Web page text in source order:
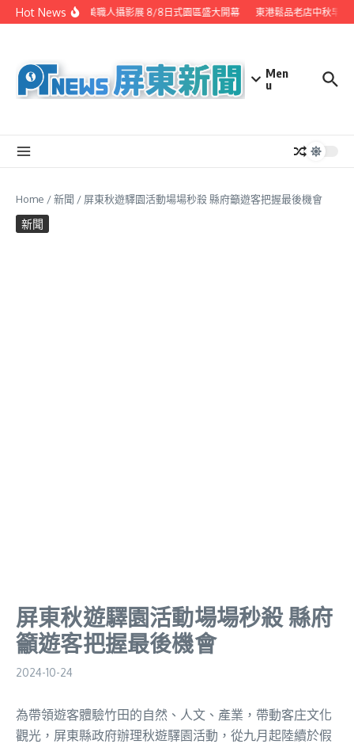
Skip to content
Hot News潮州之美職人攝影展 8/8日式園區盛大開幕 東港鬆品老店中秋早鳥
Men
u
Home /新聞 / 屏東秋遊驛園活動場場秒殺 縣府籲遊客把握最後機會
新聞
屏東秋遊驛園活動場場秒殺 縣府
籲遊客把握最後機會
2024-10-24
為帶領遊客體驗竹田的自然、人文、產業，帶動客庄文化
觀光，屏東縣政府辦理秋遊驛園活動，從九月起陸續於假